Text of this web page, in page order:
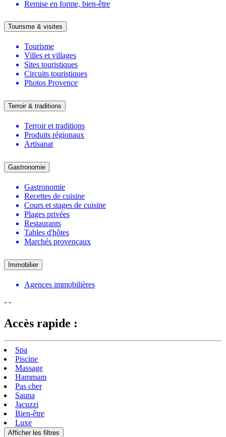
Remise en forme, bien-être
Tourisme & visites
Tourisme
Villes et villages
Sites touristiques
Circuits touristiques
Photos Provence
Terroir & traditions
Terroir et traditions
Produits régionaux
Artisanat
Gastronomie
Gastronomie
Recettes de cuisine
Cours et stages de cuisine
Plages privées
Restaurants
Tables d'hôtes
Marchés provençaux
Immobilier
Agences immobilières
- -
Accès rapide :
Spa
Piscine
Massage
Hammam
Pas cher
Sauna
Jacuzzi
Bien-être
Luxe
Afficher les filtres